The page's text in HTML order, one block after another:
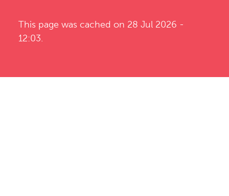
This page was cached on 28 Jul 2026 -
12:03.